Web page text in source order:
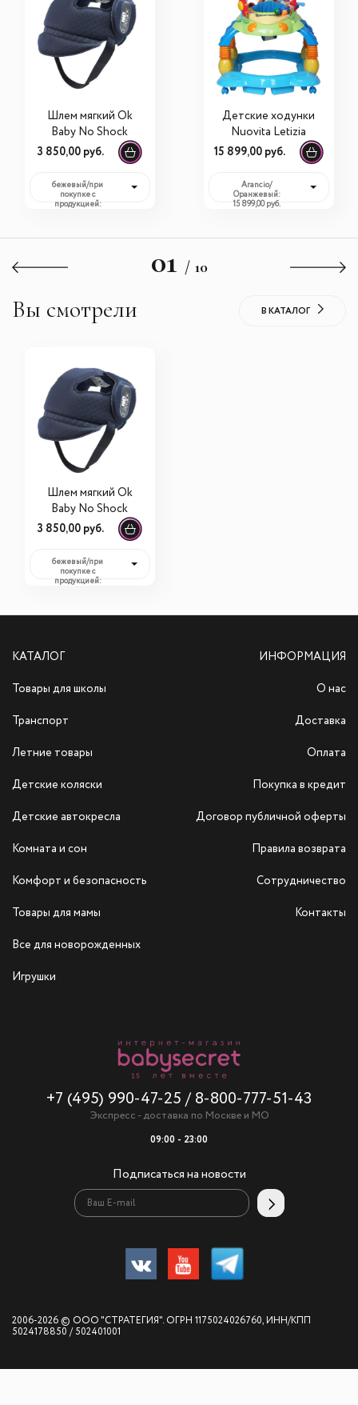
Шлем мягкий Ok
Baby No Shock
3 850,00 руб.
бежевый/при
покупке с
продукцией:
Детские ходунки
Nuovita Letizia
15 899,00 руб.
Arancio/
Оранжевый:
15 899,00 руб.
01 / 10
Вы смотрели В КАТАЛОГ
Шлем мягкий Ok
Baby No Shock
3 850,00 руб.
бежевый/при
покупке с
продукцией:
КАТАЛОГ
Товары для школы
Транспорт
Летние товары
Детские коляски
Детские автокресла
Комната и сон
Комфорт и безопасность
Товары для мамы
Все для новорожденных
Игрушки
+7 (495) 990-47-25 / 8-800-777-51-43
Экспресс - доставка по Москве и МО
09:00 - 23:00
Подписаться на новости
ИНФОРМАЦИЯ
О нас
Доставка
Оплата
Покупка в кредит
Договор публичной оферты
Правила возврата
Сотрудничество
Контакты
2006-2026 © ООО "СТРАТЕГИЯ". ОГРН 1175024026760, ИНН/КПП
5024178850 / 502401001